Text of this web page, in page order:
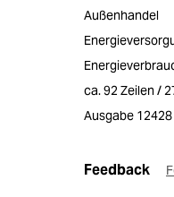
Außenhandel
ca. 92 Zeilen /
Ausgabe 12428
Feedback